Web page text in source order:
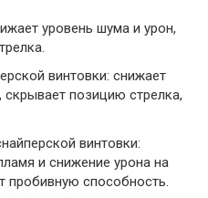
уровень шума и урон,
винтовки: снижает
скрывает позицию стрелка,
винтовки:
и снижение урона на
пробивную способность.